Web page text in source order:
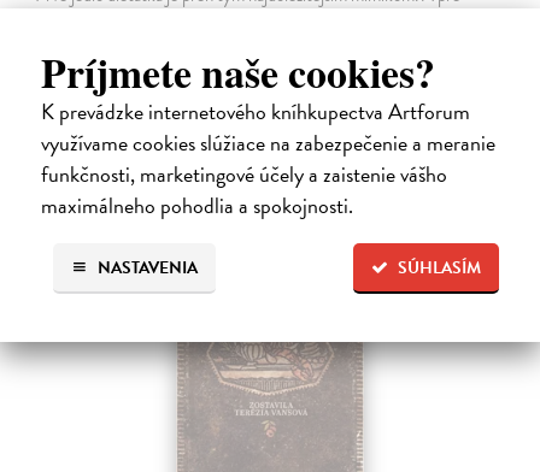
Príjmete naše cookies?
K prevádzke internetového kníhkupectva Artforum
využívame cookies slúžiace na zabezpečenie a meranie
funkčnosti, marketingové účely a zaistenie vášho
maximálneho pohodlia a spokojnosti.
SÚHLASÍM
NASTAVENIA
dotlače
16,48 €
16,99 € ?
na sklade